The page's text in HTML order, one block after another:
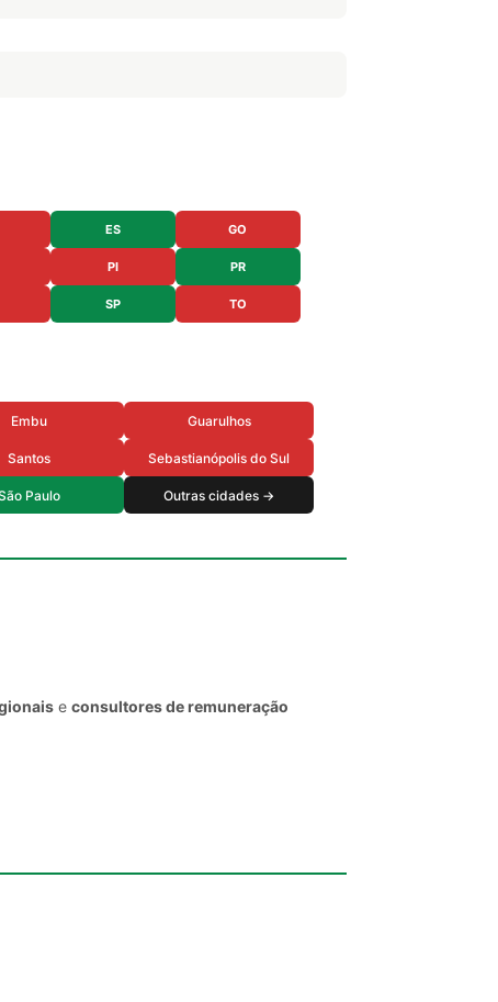
ES GO
PI PR
SP TO
Embu Guarulhos
Santos Sebastianópolis do Sul
Paulo Outras cidades →
e consultores de remuneração